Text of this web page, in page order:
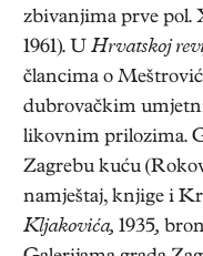
zbivanjima prve pol.
1961). U Hrvatskoj
člancima o
dubrovačkim
likovnim prilozima.
Zagrebu kuću
namještaj, knjige i
Kljakovića, 1935,